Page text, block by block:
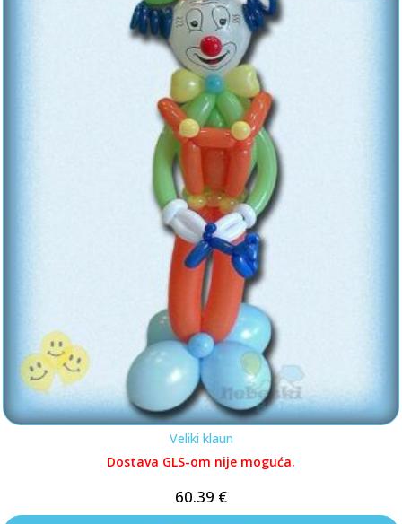
Veliki klaun
Dostava GLS-om nije moguća.
60.39 €